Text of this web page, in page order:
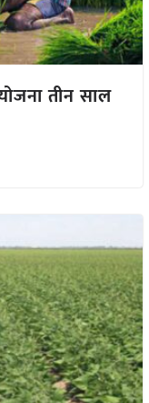
योजना तीन साल